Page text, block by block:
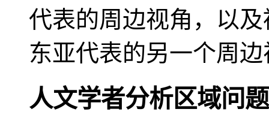
代表的周边视角，以
东亚代表的另一个周
人文学者分析区域问题